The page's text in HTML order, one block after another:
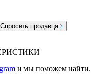
Спросить продавца
и мы поможем найти.